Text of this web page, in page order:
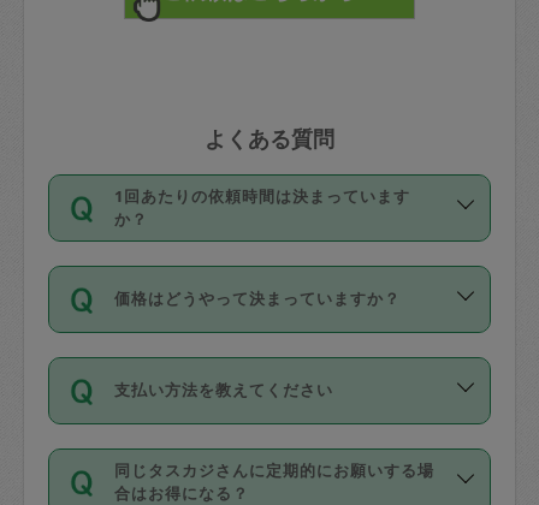
よくある質問
1回あたりの依頼時間は決まっています
か？
依頼1回につき3時間固定です。3時間を
超えて依頼したい場合は、延長機能をご
利用ください。機能をご利用いただくに
の上事前申請することが必要です。な
お、3時間を下回っても、値引き等はござ
いません。
価格はどうやって決まっていますか？
11種類の価格帯の中からタスカジさん自
身が価格を選んで設定しています。
タスカジさんの価格設定には最初は制限
があり、レビュー件数、レビューの平均
値、などで除々に設定可能な最高額が上
支払い方法を教えてください
お支払方法はクレジットカード（Visa／
Master／JCB／AMERICAN EXPRESS／
同じタスカジさんに定期的にお願いする場
合はお得になる？